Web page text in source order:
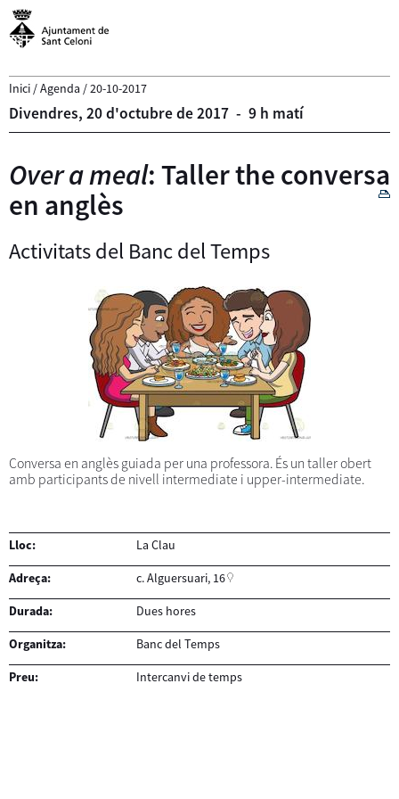
Inici /Agenda /20-10-2017
Divendres, 20d'octubrede2017 - 9 h matí
Over a meal: Taller the conversa
en anglès
Activitats del Banc del Temps
Conversa en anglès guiada per una professora. És un taller obert
amb participants de nivell intermediate i upper-intermediate.
Lloc: La Clau
Adreça: c. Alguersuari, 16
Durada: Dues hores
Organitza: Banc del Temps
Preu: Intercanvi de temps